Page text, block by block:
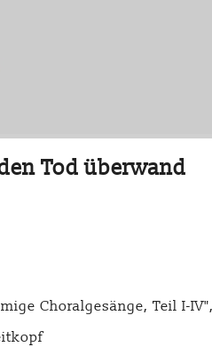
Tod überwand
Choralgesänge, Teil I-